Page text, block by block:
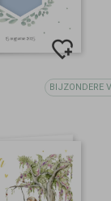
BIJZONDERE